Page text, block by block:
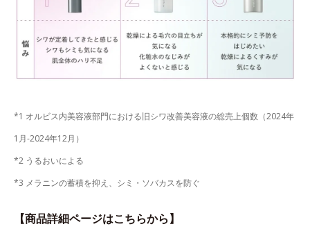
*1 オルビス内美容液部門における旧シワ改善美容液の総売上個数（2024年
1月-2024年12月）
*2 うるおいによる
*3 メラニンの蓄積を抑え、シミ・ソバカスを防ぐ
【商品詳細ページはこちらから】